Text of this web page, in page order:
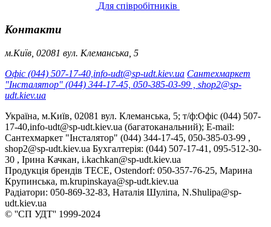
Для співробітників
Контакти
м.Київ, 02081 вул. Клеманська, 5
Офіс (044) 507-17-40,info-udt@sp-udt.kiev.ua Сантехмаркет
"Інсталятор" (044) 344-17-45, 050-385-03-99 , shop2@sp-
udt.kiev.ua
Україна, м.Київ, 02081 вул. Клеманська, 5; т/ф:Офіс (044) 507-
17-40,info-udt@sp-udt.kiev.ua (багатоканальний); E-mail:
Сантехмаркет "Інсталятор" (044) 344-17-45, 050-385-03-99 ,
shop2@sp-udt.kiev.ua Бухгалтерія: (044) 507-17-41, 095-512-30-
30 , Ірина Качкан, i.kachkan@sp-udt.kiev.ua
Продукція брендів TECE, Ostendorf: 050-357-76-25, Марина
Крупинська, m.krupinskaya@sp-udt.kiev.ua
Радіатори: 050-869-32-83, Наталія Шуліпа, N.Shulipa@sp-
udt.kiev.ua
© ''СП УДТ'' 1999-2024